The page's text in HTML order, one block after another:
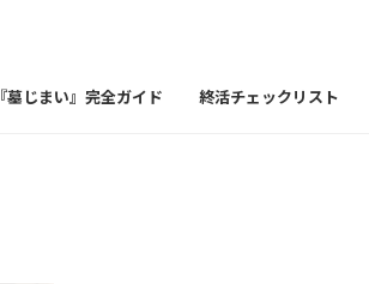
『墓じまい』完全ガイド 終活チェックリスト